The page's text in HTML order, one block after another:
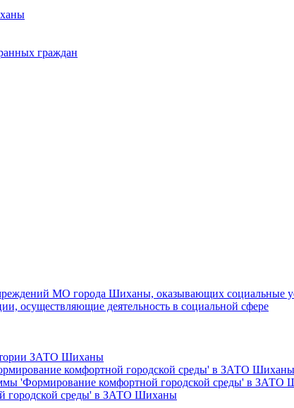
граждан
МО города Шиханы, оказывающих социальные
осуществляющие деятельность в социальной сфере
ЗАТО Шиханы
комфортной городской среды' в ЗАТО Шиханы
'Формирование комфортной городской среды' в ЗАТО
городской среды' в ЗАТО Шиханы